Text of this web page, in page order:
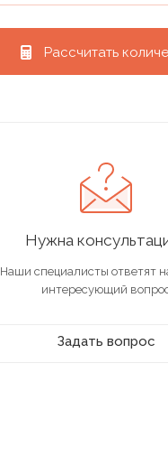
Рассчитать
Нужна
Наши специалисты ответят
интересующий
Задать вопрос